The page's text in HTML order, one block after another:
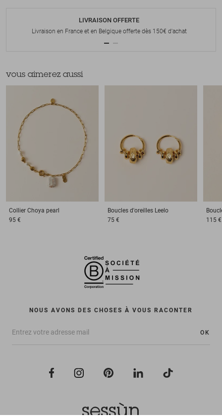
LIVRAISON OFFERTE
Livraison en France et en Belgique offerte dès 150€ d'achat
vous aimerez aussi
Collier Choya pearl
95 €
Boucles d'oreilles Leelo
75 €
115 €
NOUS AVONS DES CHOSES À VOUS RACONTER
OK